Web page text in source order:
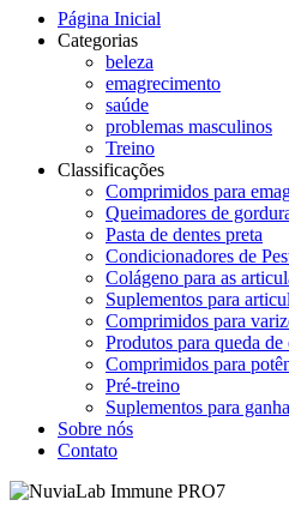
Página Inicial
Categorias
beleza
emagrecimento
saúde
problemas masculinos
Treino
Classificações
Comprimidos para
Queimadores de
Pasta de dentes preta
Condicionadores de
Colágeno para as
Suplementos para
Comprimidos para
Produtos para queda de
Comprimidos para
Pré-treino
Suplementos para
Sobre nós
Contato